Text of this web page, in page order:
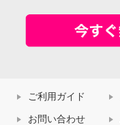
ご利用ガイド
お問い合わせ